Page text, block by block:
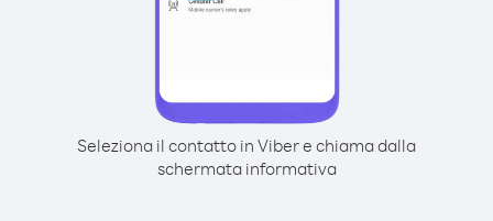
Seleziona il contatto in Viber e chiama dalla
schermata informativa